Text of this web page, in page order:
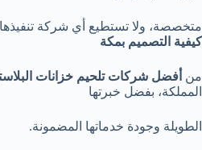
متخصصة، ولا تستطيع أي شركة تنفيذها
كيفية التصميم بمكة
من أفضل شركات تلحيم خزانات
المملكة، بفضل خبرتها
الطويلة وجودة خدماتها المضمونة.